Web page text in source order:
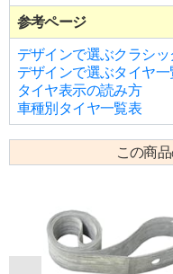
参考ページ
デザインで選ぶクラシ
デザインで選ぶタイヤ一
タイヤ表示の読み方
車種別タイヤ一覧表
この商